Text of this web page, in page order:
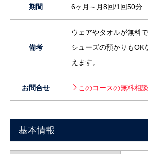
期間 6ヶ月～月8回/1回50分
備考
ウェアやタオルが無料
シューズの預かりもOK
えます。
お問合せ このコースの無料相
基本情報